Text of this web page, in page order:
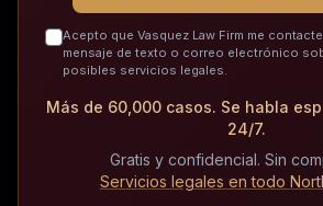
Acepto que Vasquez Law Firm me
mensaje de texto o correo electrónico
posibles servicios legales.
Más de 60,000 casos. Se habla
24/7.
Gratis y confidencial. Sin
Servicios legales en todo